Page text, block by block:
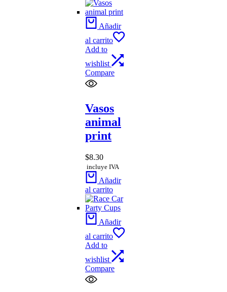
Añadir
al carrito
Add to
wishlist
Compare
Vasos
animal
print
$8.30
incluye IVA
Añadir
al carrito
Añadir
al carrito
Add to
wishlist
Compare